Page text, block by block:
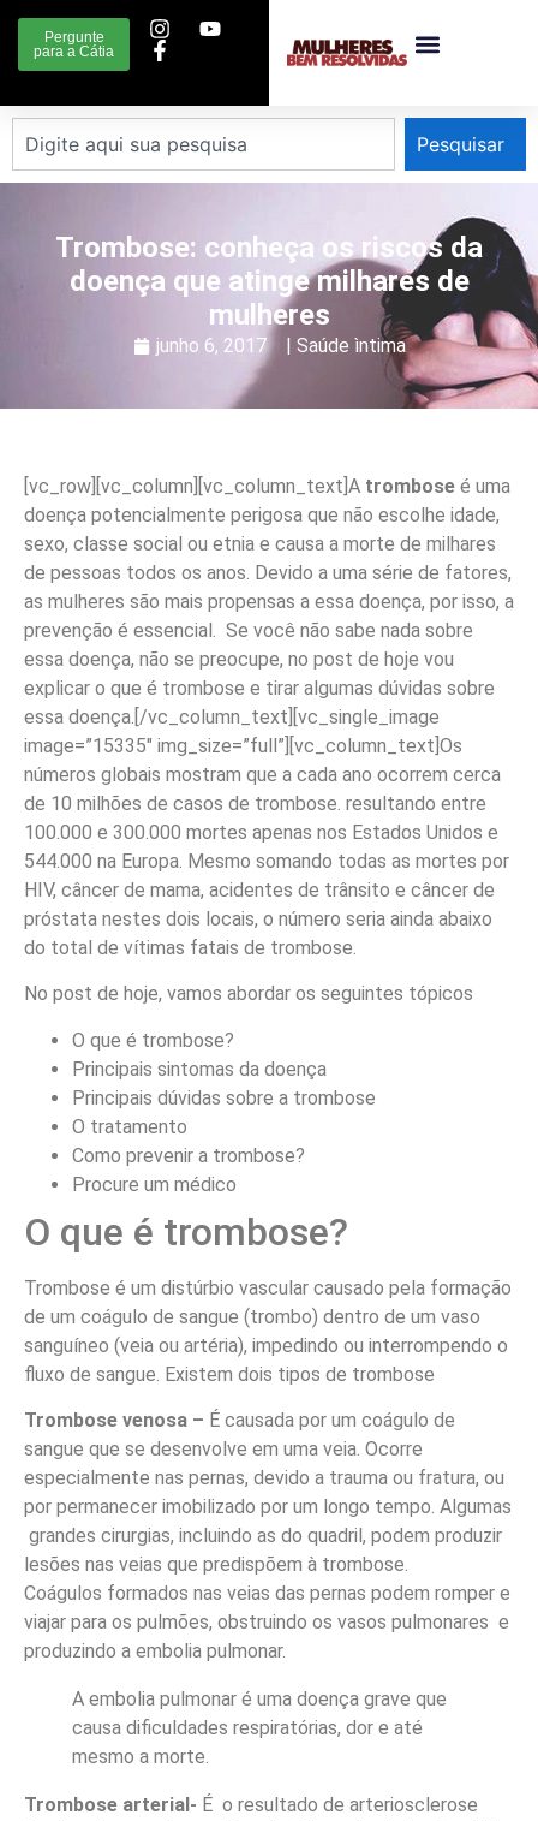
Pergunte
para a Cátia
Pesquisar
Trombose: conheça os riscos da
doença que atinge milhares de
mulheres
junho 6, 2017 | Saúde ìntima
[vc_row][vc_column][vc_column_text]A trombose é uma
doença potencialmente perigosa que não escolhe idade,
sexo, classe social ou etnia e causa a morte de milhares
de pessoas todos os anos. Devido a uma série de fatores,
as mulheres são mais propensas a essa doença, por isso, a
prevenção é essencial. Se você não sabe nada sobre
essa doença, não se preocupe, no post de hoje vou
explicar o que é trombose e tirar algumas dúvidas sobre
essa doença.[/vc_column_text][vc_single_image
image=”15335″ img_size=”full”][vc_column_text]Os
números globais mostram que a cada ano ocorrem cerca
de 10 milhões de casos de trombose. resultando entre
100.000 e 300.000 mortes apenas nos Estados Unidos e
544.000 na Europa. Mesmo somando todas as mortes por
HIV, câncer de mama, acidentes de trânsito e câncer de
próstata nestes dois locais, o número seria ainda abaixo
do total de vítimas fatais de trombose.
No post de hoje, vamos abordar os seguintes tópicos
O que é trombose?
Principais sintomas da doença
Principais dúvidas sobre a trombose
O tratamento
Como prevenir a trombose?
Procure um médico
O que é trombose?
Trombose é um distúrbio vascular causado pela formação
de um coágulo de sangue (trombo) dentro de um vaso
sanguíneo (veia ou artéria), impedindo ou interrompendo o
fluxo de sangue. Existem dois tipos de trombose
Trombose venosa – É causada por um coágulo de
sangue que se desenvolve em uma veia. Ocorre
especialmente nas pernas, devido a trauma ou fratura, ou
por permanecer imobilizado por um longo tempo. Algumas
grandes cirurgias, incluindo as do quadril, podem produzir
lesões nas veias que predispõem à trombose.
Coágulos formados nas veias das pernas podem romper e
viajar para os pulmões, obstruindo os vasos pulmonares e
produzindo a embolia pulmonar.
A embolia pulmonar é uma doença grave que
causa dificuldades respiratórias, dor e até
mesmo a morte.
Trombose arterial- É o resultado de arteriosclerose